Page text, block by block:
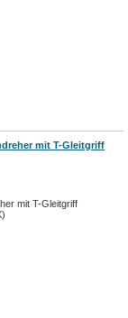
mit T-Gleitgriff
mit T-Gleitgriff